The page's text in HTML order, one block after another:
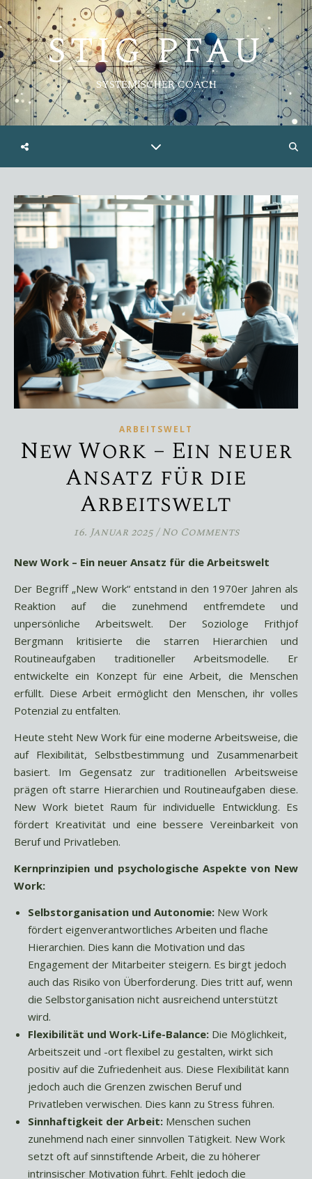
STIG PFAU
SYSTEMISCHER COACH
ARBEITSWELT
New Work – Ein neuer
Ansatz für die
Arbeitswelt
16. Januar 2025/ No Comments
New Work – Ein neuer Ansatz für die Arbeitswelt
Der Begriff „New Work“ entstand in den 1970er Jahren als
Reaktion auf die zunehmend entfremdete und
unpersönliche Arbeitswelt. Der Soziologe Frithjof
Bergmann kritisierte die starren Hierarchien und
Routineaufgaben traditioneller Arbeitsmodelle. Er
entwickelte ein Konzept für eine Arbeit, die Menschen
erfüllt. Diese Arbeit ermöglicht den Menschen, ihr volles
Potenzial zu entfalten.
Heute steht New Work für eine moderne Arbeitsweise, die
auf Flexibilität, Selbstbestimmung und Zusammenarbeit
basiert. Im Gegensatz zur traditionellen Arbeitsweise
prägen oft starre Hierarchien und Routineaufgaben diese.
New Work bietet Raum für individuelle Entwicklung. Es
fördert Kreativität und eine bessere Vereinbarkeit von
Beruf und Privatleben.
Kernprinzipien und psychologische Aspekte von New
Work:
Selbstorganisation und Autonomie: New Work
fördert eigenverantwortliches Arbeiten und flache
Hierarchien. Dies kann die Motivation und das
Engagement der Mitarbeiter steigern. Es birgt jedoch
auch das Risiko von Überforderung. Dies tritt auf, wenn
die Selbstorganisation nicht ausreichend unterstützt
wird.
Flexibilität und Work-Life-Balance: Die Möglichkeit,
Arbeitszeit und -ort flexibel zu gestalten, wirkt sich
positiv auf die Zufriedenheit aus. Diese Flexibilität kann
jedoch auch die Grenzen zwischen Beruf und
Privatleben verwischen. Dies kann zu Stress führen.
Sinnhaftigkeit der Arbeit: Menschen suchen
zunehmend nach einer sinnvollen Tätigkeit. New Work
setzt oft auf sinnstiftende Arbeit, die zu höherer
intrinsischer Motivation führt. Fehlt jedoch die